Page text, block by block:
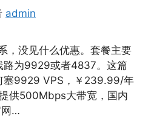
admin
，没见什么优惠。套餐主要
路为9929或者4837。这篇
塞9929 VPS，￥239.99/年
供500Mbps大带宽，国内
网…